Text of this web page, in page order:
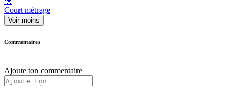
Court métrage
Voir moins
Commentaires
Ajoute ton commentaire